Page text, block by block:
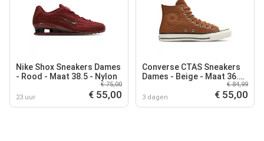
Nike Shox Sneakers Dames
- Rood - Maat 38.5 - Nylon
23 uur
€ 75,00
€ 55,00
Converse CTAS Sneakers
Dames - Beige - Maat 36.5
3 dagen
€ 84,99
€ 55,00